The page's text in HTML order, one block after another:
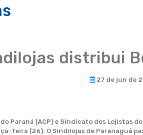
distribui
27 de jun de
Paraná (ACP) e Sindicato dos Lojistas
feira (26). O Sindilojas de Paranaguá